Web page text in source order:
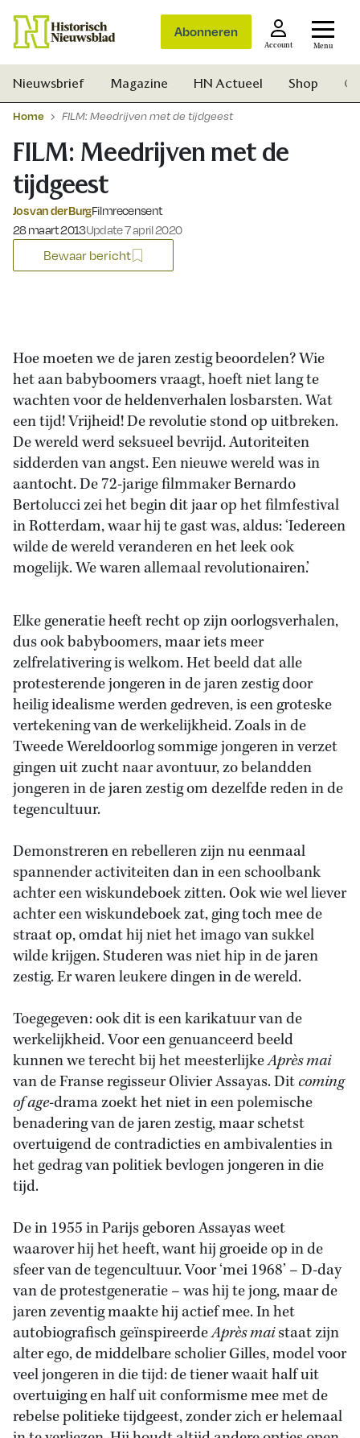
Abonneren
Account Menu
Nieuwsbrief Magazine HN Actueel Shop
Home FILM: Meedrijven met de tijdgeest
FILM: Meedrijven met de
tijdgeest
Jos van der BurgFilmrecensent
Gepubliceerd op:
28 maart 2013Update 7 april 2020
Bewaar bericht
Hoe moeten we de jaren zestig beoordelen? Wie
het aan babyboomers vraagt, hoeft niet lang te
wachten voor de heldenverhalen losbarsten. Wat
een tijd! Vrijheid! De revolutie stond op uitbreken.
De wereld werd seksueel bevrijd. Autoriteiten
sidderden van angst. Een nieuwe wereld was in
aantocht. De 72-jarige filmmaker Bernardo
Bertolucci zei het begin dit jaar op het filmfestival
in Rotterdam, waar hij te gast was, aldus: ‘Iedereen
wilde de wereld veranderen en het leek ook
mogelijk. We waren allemaal revolutionairen.’
Elke generatie heeft recht op zijn oorlogsverhalen,
dus ook babyboomers, maar iets meer
zelfrelativering is welkom. Het beeld dat alle
protesterende jongeren in de jaren zestig door
heilig idealisme werden gedreven, is een groteske
vertekening van de werkelijkheid. Zoals in de
Tweede Wereldoorlog sommige jongeren in verzet
gingen uit zucht naar avontuur, zo belandden
jongeren in de jaren zestig om dezelfde reden in de
tegencultuur.
Demonstreren en rebelleren zijn nu eenmaal
spannender activiteiten dan in een schoolbank
achter een wiskundeboek zitten. Ook wie wel liever
achter een wiskundeboek zat, ging toch mee de
straat op, omdat hij niet het imago van sukkel
wilde krijgen. Studeren was niet hip in de jaren
zestig. Er waren leukere dingen in de wereld.
Toegegeven: ook dit is een karikatuur van de
werkelijkheid. Voor een genuanceerd beeld
kunnen we terecht bij het meesterlijkeAprès mai
van de Franse regisseur Olivier Assayas. Ditcoming
of age-drama zoekt het niet in een polemische
benadering van de jaren zestig, maar schetst
overtuigend de contradicties en ambivalenties in
het gedrag van politiek bevlogen jongeren in die
tijd.
De in 1955 in Parijs geboren Assayas weet
waarover hij het heeft, want hij groeide op in de
sfeer van de tegencultuur. Voor ‘mei 1968’ – D-day
van de protestgeneratie – was hij te jong, maar de
jaren zeventig maakte hij actief mee. In het
autobiografisch geïnspireerdeAprès maistaat zijn
alter ego, de middelbare scholier Gilles, model voor
veel jongeren in die tijd: de tiener waait half uit
overtuiging en half uit conformisme mee met de
rebelse politieke tijdgeest, zonder zich er helemaal